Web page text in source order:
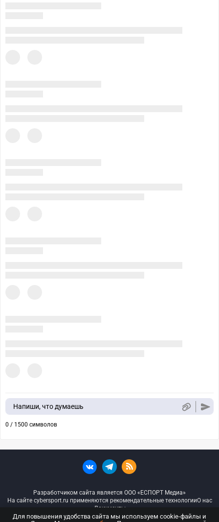
Напиши, что думаешь
0 / 1500 символов
Разработчиком сайта является ООО «ЕСПОРТ Медиа»
На сайте cybersport.ru применяются рекомендательные технологииО нас
Документы
Для повышения удобства сайта мы используем cookie-файлы и